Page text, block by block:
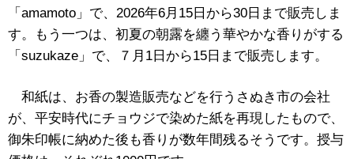
「amamoto」で、2026年6月15日から30日まで販売しま
す。もう一つは、初夏の朝露を纏う華やかな香りがする
「suzukaze」で、７月1日から15日まで販売します。
和紙は、お香の製造販売などを行うさぬき市の会社
が、平安時代にチョウジで染めた紙を再現したもので、
御朱印帳に納めた後も香りが数年間残るそうです。授与